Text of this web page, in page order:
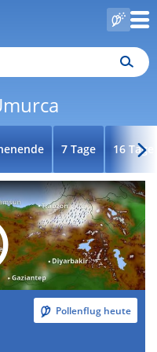
7 Tage 16 Tage
Pollenflug heute